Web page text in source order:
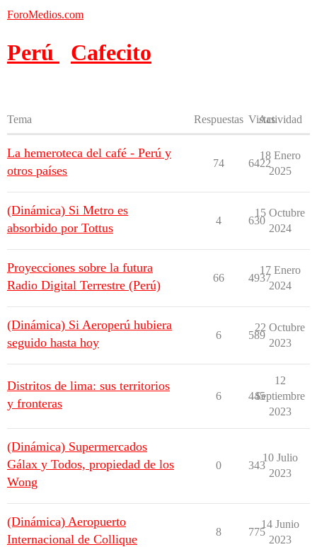
ForoMedios.com
Perú Cafecito
Tema Respuestas Vistas
Actividad
La hemeroteca del café - Perú y
otros países
74 6422
18 Enero
2025
(Dinámica) Si Metro es
absorbido por Tottus
4 630
15 Octubre
2024
Proyecciones sobre la futura
Radio Digital Terrestre (Perú)
66 4937
17 Enero
2024
(Dinámica) Si Aeroperú hubiera
seguido hasta hoy
6 589
22 Octubre
2023
Distritos de lima: sus territorios
y fronteras
6 445
12
Septiembre
2023
(Dinámica) Supermercados
Gálax y Todos, propiedad de los
Wong
0 343
10 Julio
2023
(Dinámica) Aeropuerto
Internacional de Collique
8 775
14 Junio
2023